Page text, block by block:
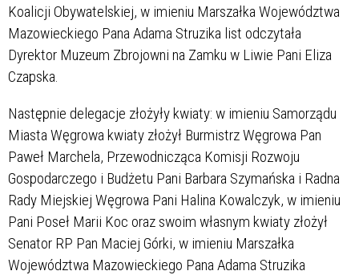
Koalicji Obywatelskiej, w imieniu Marszałka Województwa
Mazowieckiego Pana Adama Struzika list odczytała
Dyrektor Muzeum Zbrojowni na Zamku w Liwie Pani Eliza
Czapska.
Następnie delegacje złożyły kwiaty: w imieniu Samorządu
Miasta Węgrowa kwiaty złożył Burmistrz Węgrowa Pan
Paweł Marchela, Przewodnicząca Komisji Rozwoju
Gospodarczego i Budżetu Pani Barbara Szymańska i Radna
Rady Miejskiej Węgrowa Pani Halina Kowalczyk, w imieniu
Pani Poseł Marii Koc oraz swoim własnym kwiaty złożył
Senator RP Pan Maciej Górki, w imieniu Marszałka
Województwa Mazowieckiego Pana Adama Struzika